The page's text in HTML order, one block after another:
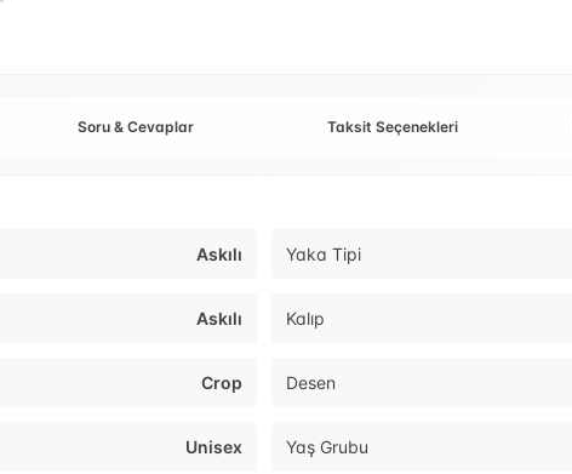
Soru & Cevaplar Taksit Seçenekleri
Askılı Yaka Tipi
Askılı Kalıp
Crop Desen
Unisex Yaş Grubu